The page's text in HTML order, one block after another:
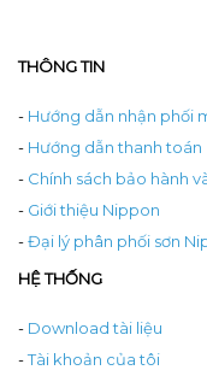
THÔNG TIN
- Hướng dẫn nhận phối
- Hướng dẫn thanh toán
- Chính sách bảo hành
- Giới thiệu Nippon
-Đại lý phân phối sơn
HỆ THỐNG
- Download tài liệu
-Tài khoản của tôi